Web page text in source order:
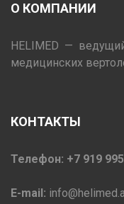
О КОМПАНИИ
HELIMED —
медицинских
КОНТАКТЫ
Телефон: +7 919
E-mail: